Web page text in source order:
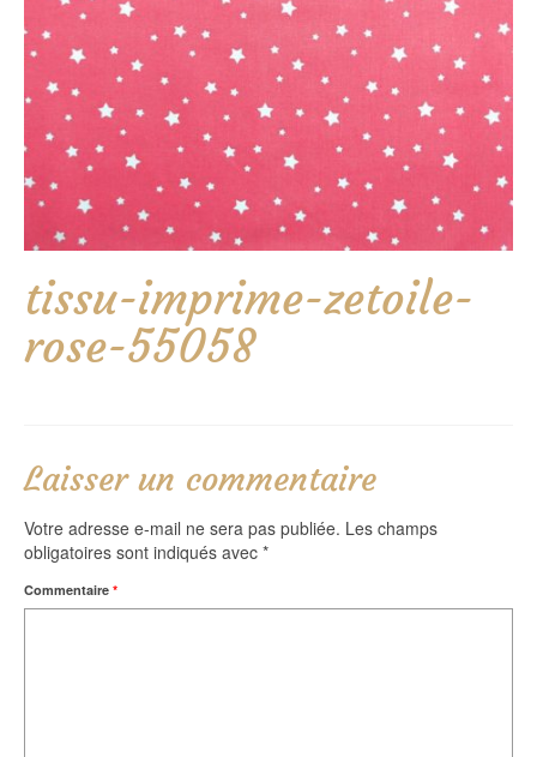
tissu-imprime-zetoile-
rose-55058
Laisser un commentaire
Votre adresse e-mail ne sera pas publiée. Les champs
obligatoires sont indiqués avec *
Commentaire *